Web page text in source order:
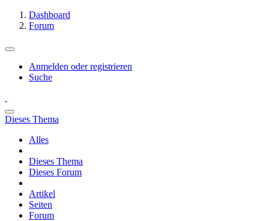
Dashboard
Forum
Anmelden oder registrieren
Suche
Dieses Thema
Alles
Dieses Thema
Dieses Forum
Artikel
Seiten
Forum